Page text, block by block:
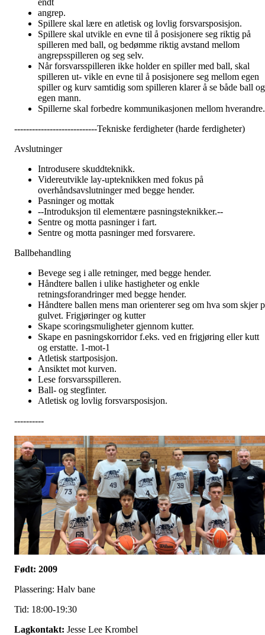
endt
angrep.
Spillere skal lære en atletisk og lovlig forsvarsposisjon.
Spillere skal utvikle en evne til å posisjonere seg riktig på
spilleren med ball, og bedømme riktig avstand mellom
angrepsspilleren og seg selv.
Når forsvarsspilleren ikke holder en spiller med ball, skal
spilleren ut- vikle en evne til å posisjonere seg mellom egen
spiller og kurv samtidig som spilleren klarer å se både ball og
egen mann.
Spillerne skal forbedre kommunikasjonen mellom hverandre.
----------------------------Tekniske ferdigheter (harde ferdigheter)
Avslutninger
Introdusere skuddteknikk.
Videreutvikle lay-upteknikken med fokus på
overhåndsavslutninger med begge hender.
Pasninger og mottak
--Introduksjon til elementære pasningsteknikker.--
Sentre og motta pasninger i fart.
Sentre og motta pasninger med forsvarere.
Ballbehandling
Bevege seg i alle retninger, med begge hender.
Håndtere ballen i ulike hastigheter og enkle
retningsforandringer med begge hender.
Håndtere ballen mens man orienterer seg om hva som skjer
gulvet. Frigjøringer og kutter
Skape scoringsmuligheter gjennom kutter.
Skape en pasningskorridor f.eks. ved en frigjøring eller kutt
og erstatte. 1-mot-1
Atletisk startposisjon.
Ansiktet mot kurven.
Lese forsvarsspilleren.
Ball- og stegfinter.
Atletisk og lovlig forsvarsposisjon.
----------
Født: 2009
Plassering: Halv bane
Tid: 18:00-19:30
Lagkontakt: Jesse Lee Krombel